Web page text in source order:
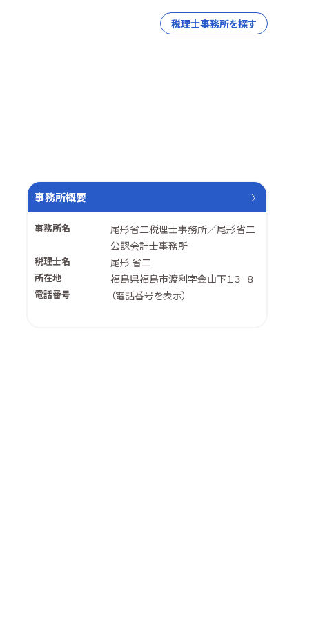
税理士事務所を探す
事務所概要
事務所名
尾形省二税理士事務所／尾形省二
公認会計士事務所
税理士名 尾形 省二
所在地 福島県福島市渡利字金山下１３−８
電話番号 （電話番号を表示）